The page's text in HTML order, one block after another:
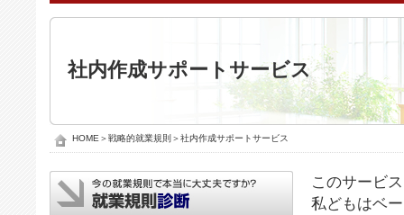
社内作成サポートサービス
HOME ＞戦略的就業規則 ＞社内作成サポートサービス
このサービ
私どもはベ